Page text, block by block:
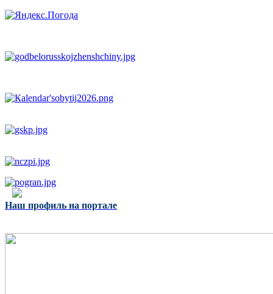
Наш профиль на портале